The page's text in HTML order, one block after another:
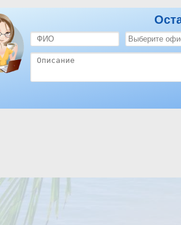
отель Golf 2*